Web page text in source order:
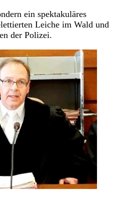
ein spektakuläres
Leiche im Wald und
der Polizei.